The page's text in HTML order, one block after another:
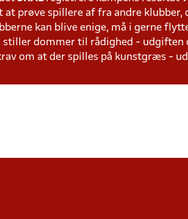
at prøve spillere af fra andre
kan blive enige, må i gerne
stiller dommer til rådighed -
om at der spilles på kunstgræs -